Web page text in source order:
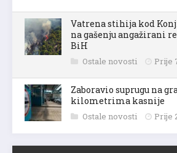
Vatrena stihija kod
na gašenju angažirani
BiH
Ostale novosti Prije
Zaboravio suprugu na
kilometrima kasnije
Ostale novosti Prije